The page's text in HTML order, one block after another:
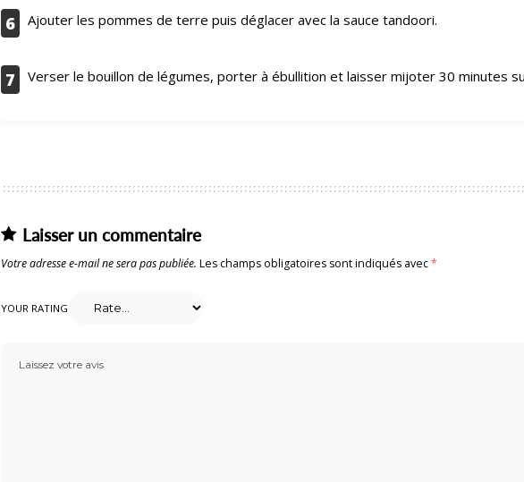
6 Ajouter les pommes de terre puis déglacer avec la sauce tandoori.
7 Verser le bouillon de légumes, porter à ébullition et laisser mijoter 30 minutes
Laisser un commentaire
Votre adresse e-mail ne sera pas publiée. Les champs obligatoires sont indiqués avec*
YOUR RATING